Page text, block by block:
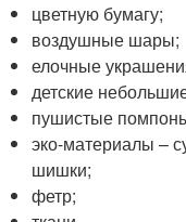
цветную бумагу;
воздушные шары;
елочные
детские
пушистые
эко-материалы –
шишки;
фетр;